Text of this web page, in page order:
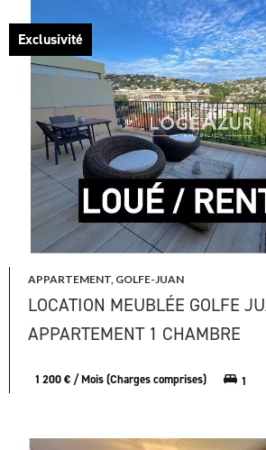
APPARTEMENT, GOLFE-JUAN
LOCATION MEUBLÉE GOLFE
APPARTEMENT 1 CHAMBRE
1 200 € / Mois (Charges comprises) 1
Exclusivité